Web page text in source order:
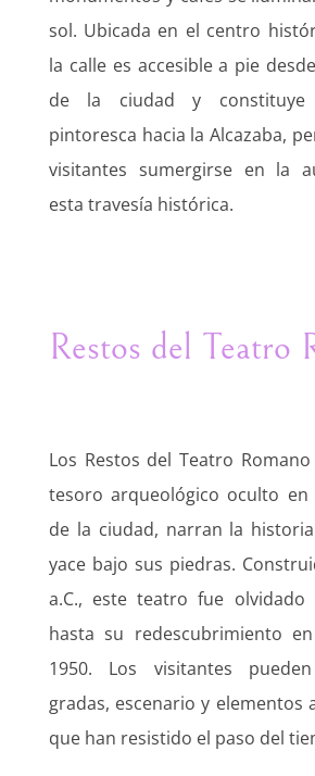
sol. Ubicada en el centro
la calle es accesible a pie
de la ciudad y constituye
pintoresca hacia la Alcazaba,
visitantes sumergirse en la
esta travesía histórica.
Restos del Teatro
Los Restos del Teatro
tesoro arqueológico oculto en
de la ciudad, narran la
yace bajo sus piedras.
a.C., este teatro fue olvidado
hasta su redescubrimiento
1950. Los visitantes
gradas, escenario y elementos
que han resistido el paso del